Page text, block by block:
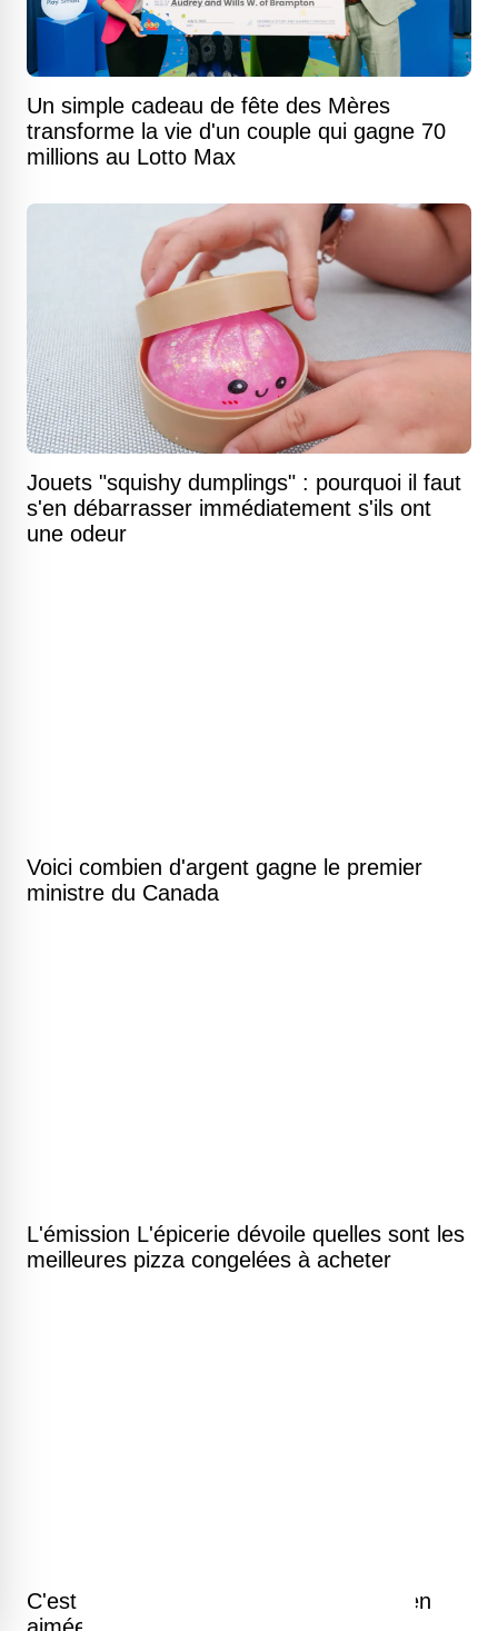
Un simple cadeau de fête des Mères
transforme la vie d'un couple qui gagne 70
millions au Lotto Max
Jouets "squishy dumplings" : pourquoi il faut
s'en débarrasser immédiatement s'ils ont
une odeur
Voici combien d'argent gagne le premier
ministre du Canada
L'émission L'épicerie dévoile quelles sont les
meilleures pizza congelées à acheter
C'est fini pour une mythique fruiterie bien